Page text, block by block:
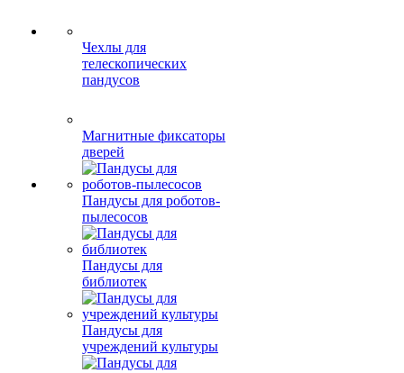
Чехлы для
телескопических
пандусов
Магнитные фиксаторы
дверей
Пандусы для роботов-
пылесосов
Пандусы для
библиотек
Пандусы для
учреждений культуры